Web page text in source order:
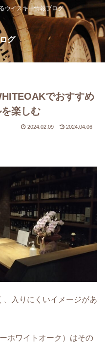
ウイスキー情報ブログ
グ
でおすすめ
楽しむ
2024.02.09 2024.04.06
入りにくいイメージがあ
ホワイトオーク）はその